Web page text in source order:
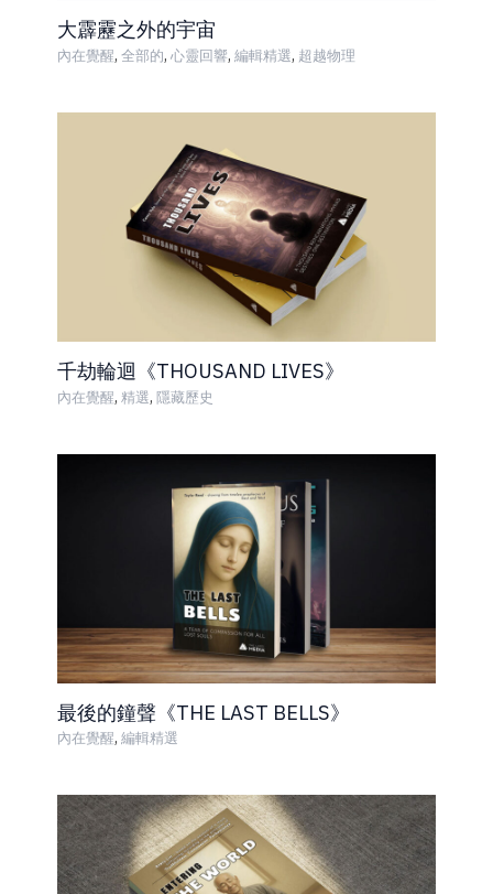
大霹靂之外的宇宙
內在覺醒, 全部的, 心靈回響, 編輯精選, 超越物理
千劫輪迴《THOUSAND LIVES》
內在覺醒, 精選, 隱藏歷史
最後的鐘聲《THE LAST BELLS》
內在覺醒, 編輯精選